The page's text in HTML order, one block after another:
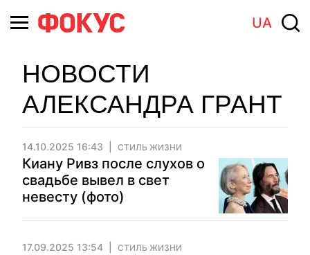
UA
НОВОСТИ
АЛЕКСАНДРА ГРАНТ
14.10.2025 16:43 СТИЛЬ ЖИЗНИ
Киану Ривз после слухов о
свадьбе вывел в свет
невесту (фото)
17.09.2025 13:54 СТИЛЬ ЖИЗНИ